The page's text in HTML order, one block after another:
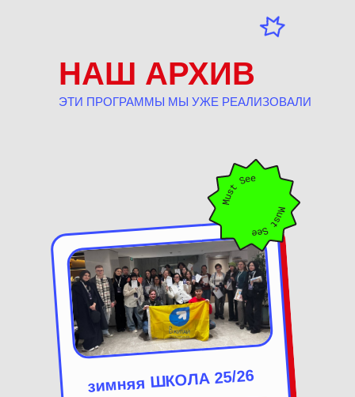
НАШ АРХИВ
ЭТИ ПРОГРАММЫ МЫ УЖЕ РЕАЛИЗОВАЛИ
зимняя ШКОЛА 25/26